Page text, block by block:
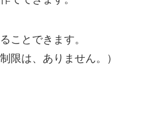
ことできます。
限は、ありません。）